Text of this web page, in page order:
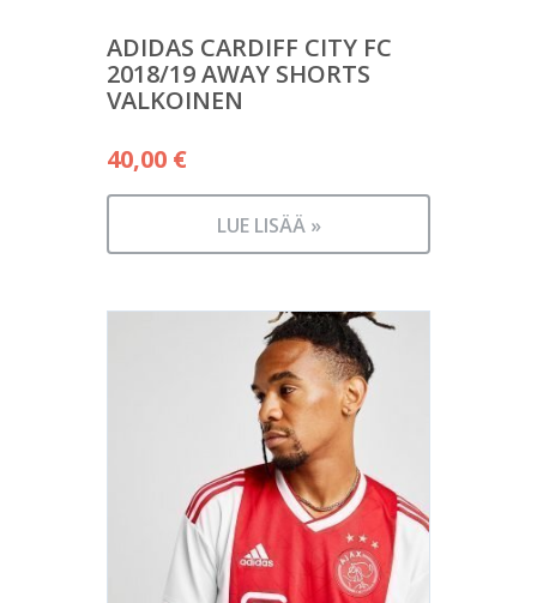
ADIDAS CARDIFF CITY FC
2018/19 AWAY SHORTS
VALKOINEN
40,00 €
LUE LISÄÄ »